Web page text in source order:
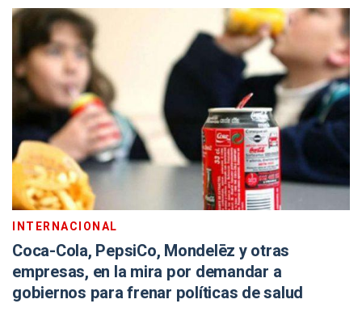
INTERNACIONAL
Coca-Cola, PepsiCo, Mondelēz y otras
empresas, en la mira por demandar a
gobiernos para frenar políticas de salud